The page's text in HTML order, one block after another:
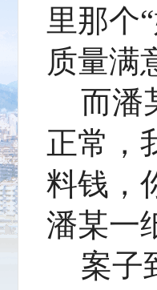
里那个
质量满
而潘
正常，
料钱，
潘某一
案子